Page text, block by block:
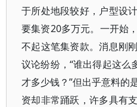
于所处地段较好，户型设
要集资20多万元。一开始
不起这笔集资款。消息刚
议论纷纷，“谁出得起这么
才多少钱？”但出乎意料的
资却非常踊跃，许多具有